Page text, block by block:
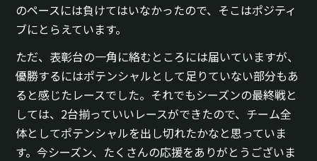
のペースには負けてはいなかったので、そこはポジティ
ブにとらえています。
ただ、表彰台の一角に絡むところには届いていますが、
優勝するにはポテンシャルとして足りていない部分もあ
ると感じたレースでした。それでもシーズンの最終戦と
しては、2台揃っていいレースができたので、チーム全
体としてポテンシャルを出し切れたかなと思っていま
す。今シーズン、たくさんの応援をありがとうございま